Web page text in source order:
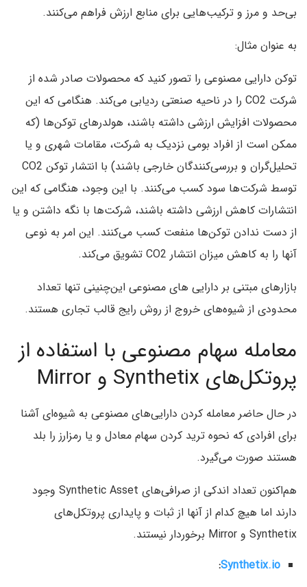
بی‌حد و مرز و ترکیب‌هایی برای منابع ارزش فراهم می‌کنند.
به عنوان مثال:
توکن دارایی مصنوعی را تصور کنید که محصولات صادر شده از
شرکت CO2 را در ناحیه صنعتی ردیابی می‌کند. هنگامی که این
محصولات افزایش ارزشی داشته باشند، هولدرهای توکن‌ها (که
ممکن است از افراد بومی نزدیک به شرکت، مقامات شهری و یا
تحلیل‌گران و بررسی‌کنندگان خارجی باشند) با انتشار توکن CO2
توسط شرکت‌ها سود کسب می‌کنند. با این وجود، هنگامی که این
انتشارات کاهش ارزشی داشته باشند، شرکت‌ها با نگه داشتن و یا
از دست ندادن توکن‌ها منفعت کسب می‌کنند. این امر به نوعی
آنها را به کاهش میزان انتشار CO2 تشویق می‌کند.
بازارهای مبتنی بر دارایی های مصنوعی این‌چنینی تنها تعداد
محدودی از شیوه‌های خروج از روش رایج قالب تجاری هستند.
معامله سهام مصنوعی با استفاده از
پروتکل‌های Synthetix و Mirror
در حال حاضر معامله کردن دارایی‌های مصنوعی به شیوه‌ای آشنا
برای افرادی که نحوه ترید کردن سهام معادل و یا رمزارز را بلد
هستند صورت می‌گیرد.
هم‌اکنون تعداد اندکی از صرافی‌های Synthetic Asset وجود
دارند اما هیچ کدام از آنها از ثبات و پایداری پروتکل‌های
Synthetix و Mirror برخوردار نیستند.
Synthetix.io
: